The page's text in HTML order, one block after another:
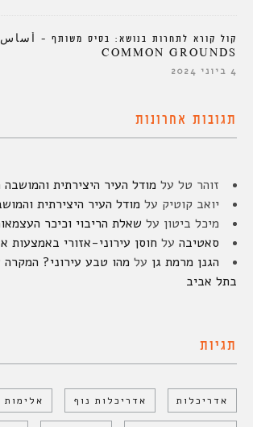
קול קורא לתחרות בנושא: בסיס משותף –
COMMON GROUNDS
4 ביוני 2024
תגובות אחרונות
זוהר טל על מודל העיר היצירתית והמושבה
יואב קוטיק על מודל העיר היצירתית
מיכל ביטון על שאלת הריבוי וכיכר
סאטיבה על חוסן עירוני-אזורי באמצעות
הגנן מרמת גן על מהו טבע עירוני?
בתל אביב
תגיות
אדריכלות אדריכלות נוף אלימות